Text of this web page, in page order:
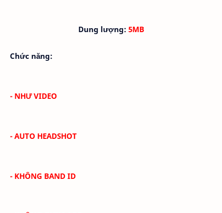
Dung lượng: 5MB
Chức năng:
- NHƯ VIDEO
- AUTO HEADSHOT
- KHÔNG BAND ID